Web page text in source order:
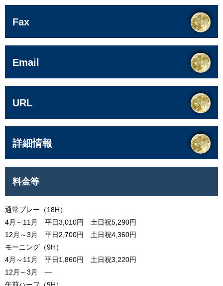
Fax
Email
URL
詳細情報
料金等
通常プレー（18H）
4月～11月 平日3,010円 土日祝5,290円
12月～3月 平日2,700円 土日祝4,360円
モーニング（9H）
4月～11月 平日1,860円 土日祝3,220円
12月～3月 ―